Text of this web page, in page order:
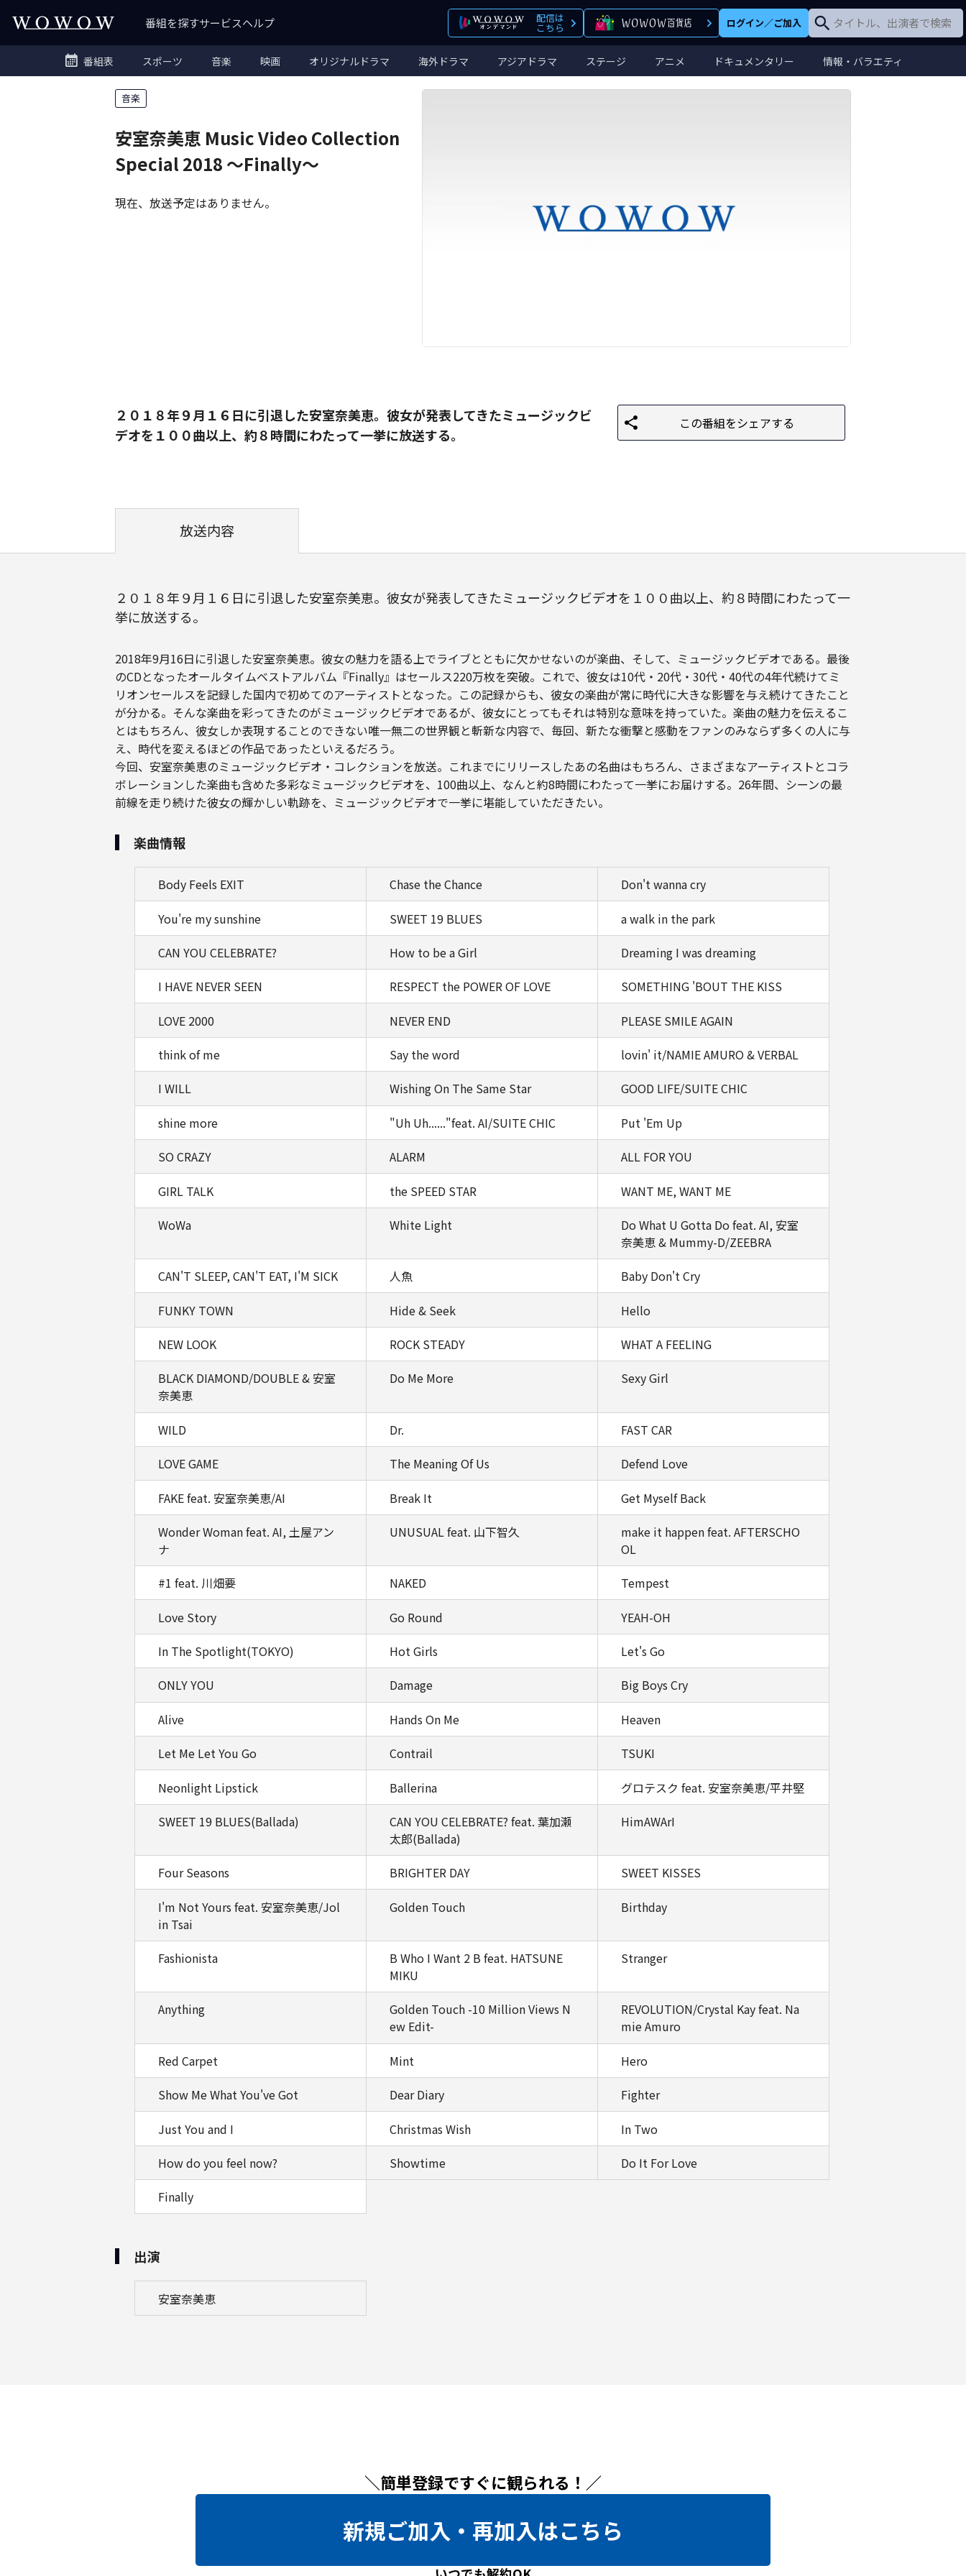
番組を探すサービスヘルプ 配信は
こちら ログイン／ご加入
番組表 スポーツ 音楽 映画 オリジナルドラマ 海外ドラマ アジアドラマ ステージ アニメ ドキュメンタリー 情報・バラエティ
音楽
安室奈美恵 Music Video Collection
Special 2018 〜Finally〜
現在、放送予定はありません。
２０１８年９月１６日に引退した安室奈美恵。彼女が発表してきたミュージックビ
デオを１００曲以上、約８時間にわたって一挙に放送する。
この番組をシェアする
放送内容
２０１８年９月１６日に引退した安室奈美恵。彼女が発表してきたミュージックビデオを１００曲以上、約８時間にわたって一
挙に放送する。
2018年9月16日に引退した安室奈美恵。彼女の魅力を語る上でライブとともに欠かせないのが楽曲、そして、ミュージックビデオである。最後
のCDとなったオールタイムベストアルバム『Finally』はセールス220万枚を突破。これで、彼女は10代・20代・30代・40代の4年代続けてミ
リオンセールスを記録した国内で初めてのアーティストとなった。この記録からも、彼女の楽曲が常に時代に大きな影響を与え続けてきたこと
が分かる。そんな楽曲を彩ってきたのがミュージックビデオであるが、彼女にとってもそれは特別な意味を持っていた。楽曲の魅力を伝えるこ
とはもちろん、彼女しか表現することのできない唯一無二の世界観と斬新な内容で、毎回、新たな衝撃と感動をファンのみならず多くの人に与
え、時代を変えるほどの作品であったといえるだろう。
今回、安室奈美恵のミュージックビデオ・コレクションを放送。これまでにリリースしたあの名曲はもちろん、さまざまなアーティストとコラ
ボレーションした楽曲も含めた多彩なミュージックビデオを、100曲以上、なんと約8時間にわたって一挙にお届けする。26年間、シーンの最
前線を走り続けた彼女の輝かしい軌跡を、ミュージックビデオで一挙に堪能していただきたい。
楽曲情報
Body Feels EXIT Chase the Chance
Don't wanna cry
You're my sunshine
SWEET 19 BLUES
a walk in the park
CAN YOU CELEBRATE?
How to be a Girl
Dreaming I was dreaming
I HAVE NEVER SEEN
RESPECT the POWER OF LOVE
SOMETHING 'BOUT THE KISS
LOVE 2000
NEVER END
PLEASE SMILE AGAIN
think of me
Say the word
lovin' it/NAMIE AMURO & VERBAL
I WILL
Wishing On The Same Star
GOOD LIFE/SUITE CHIC
shine more
"Uh Uh......"feat. AI/SUITE CHIC
Put 'Em Up
SO CRAZY
ALARM
ALL FOR YOU
GIRL TALK
the SPEED STAR
WANT ME, WANT ME
WoWa
White Light
Do What U Gotta Do feat. AI, 安室
奈美恵 & Mummy-D/ZEEBRA
CAN'T SLEEP, CAN'T EAT, I'M SICK
人魚
Baby Don't Cry
FUNKY TOWN
Hide & Seek
Hello
NEW LOOK
ROCK STEADY
WHAT A FEELING
BLACK DIAMOND/DOUBLE & 安室
奈美恵
Do Me More Sexy Girl
WILD Dr.
FAST CAR
LOVE GAME
The Meaning Of Us
Defend Love
FAKE feat. 安室奈美恵/AI
Break It
Get Myself Back
Wonder Woman feat. AI, 土屋アン
ナ
UNUSUAL feat. 山下智久
make it happen feat. AFTERSCHO
OL
#1 feat. 川畑要
NAKED
Tempest
Love Story
Go Round
YEAH-OH
In The Spotlight(TOKYO)
Hot Girls
Let's Go
ONLY YOU
Damage
Big Boys Cry
Alive
Hands On Me
Heaven
Let Me Let You Go
Contrail
TSUKI
Neonlight Lipstick
Ballerina
グロテスク feat. 安室奈美恵/平井堅
SWEET 19 BLUES(Ballada)
CAN YOU CELEBRATE? feat. 葉加瀬
太郎(Ballada)
HimAWArI
Four Seasons BRIGHTER DAY
SWEET KISSES
I'm Not Yours feat. 安室奈美恵/Jol
in Tsai
Golden Touch Birthday
Fashionista
B Who I Want 2 B feat. HATSUNE
MIKU
Stranger
Anything
Golden Touch -10 Million Views N
ew Edit-
REVOLUTION/Crystal Kay feat. Na
mie Amuro
Red Carpet
Mint
Hero
Show Me What You've Got
Dear Diary
Fighter
Just You and I
Christmas Wish
In Two
How do you feel now?
Showtime
Do It For Love
Finally
出演
安室奈美恵
＼簡単登録ですぐに観られる！／
新規ご加入・再加入はこちら